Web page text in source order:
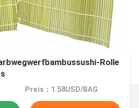
Rolle
Preis：1.58USD/BAG